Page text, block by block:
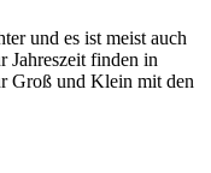
und es ist meist auch
Jahreszeit finden in
Groß und Klein mit den